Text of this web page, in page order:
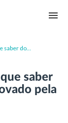
saber do
saber
pela